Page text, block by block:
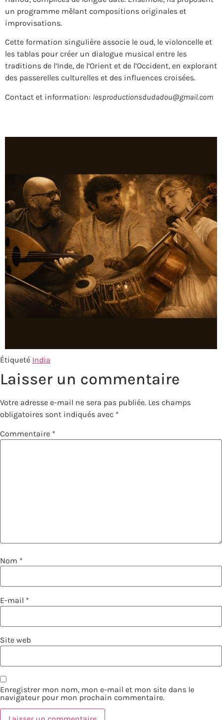
un programme mêlant compositions originales et
improvisations.
Cette formation singulière associe le oud, le violoncelle et
les tablas pour créer un dialogue musical entre les
traditions de l’Inde, de l’Orient et de l’Occident, en explorant
des passerelles culturelles et des influences croisées.
Contact et information: lesproductionsdudadou@gmail.com
Étiqueté India
Laisser un commentaire
Votre adresse e-mail ne sera pas publiée. Les champs
obligatoires sont indiqués avec *
Commentaire *
Nom *
E-mail *
Site web
Enregistrer mon nom, mon e-mail et mon site dans le
navigateur pour mon prochain commentaire.